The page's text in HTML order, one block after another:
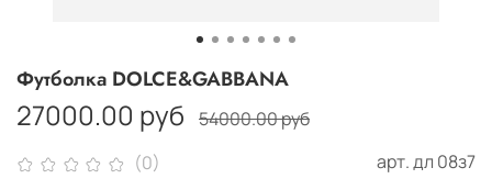
(0) арт.дл 08з7
Футболка DOLCE&GABBANA
27000.00 руб 54000.00 руб